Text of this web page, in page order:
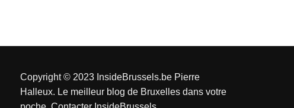
Copyright © 2023 InsideBrussels.be Pierre
Halleux. Le meilleur blog de Bruxelles dans votre